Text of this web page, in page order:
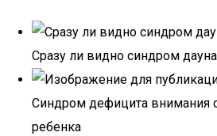
Сразу ли видно синдром дауна
Синдром дефицита внимания
ребенка